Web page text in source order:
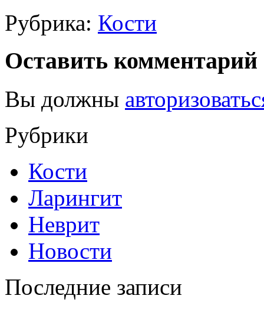
Рубрика: Кости
Оставить комментарий
Вы должны
Рубрики
Кости
Ларингит
Неврит
Новости
Последние записи